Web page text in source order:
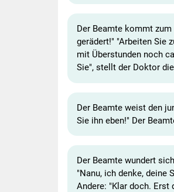
Der Beamte kommt
gerädert!" "Arbeiten Sie
mit Überstunden noch
Sie", stellt der Doktor
Der Beamte weist den
Sie ihn eben!" Der
Der Beamte wundert
"Nanu, ich denke, deine
Andere: "Klar doch. Erst